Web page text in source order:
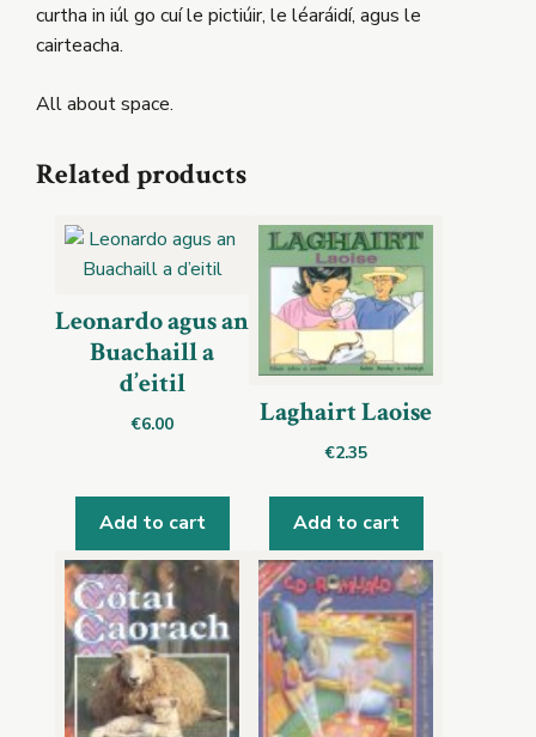
curtha in iúl go cuí le pictiúir, le léaráidí, agus le
cairteacha.
All about space.
Related products
Leonardo agus an
Buachaill a
d’eitil
€6.00
Add to cart
Laghairt Laoise
€2.35
Add to cart